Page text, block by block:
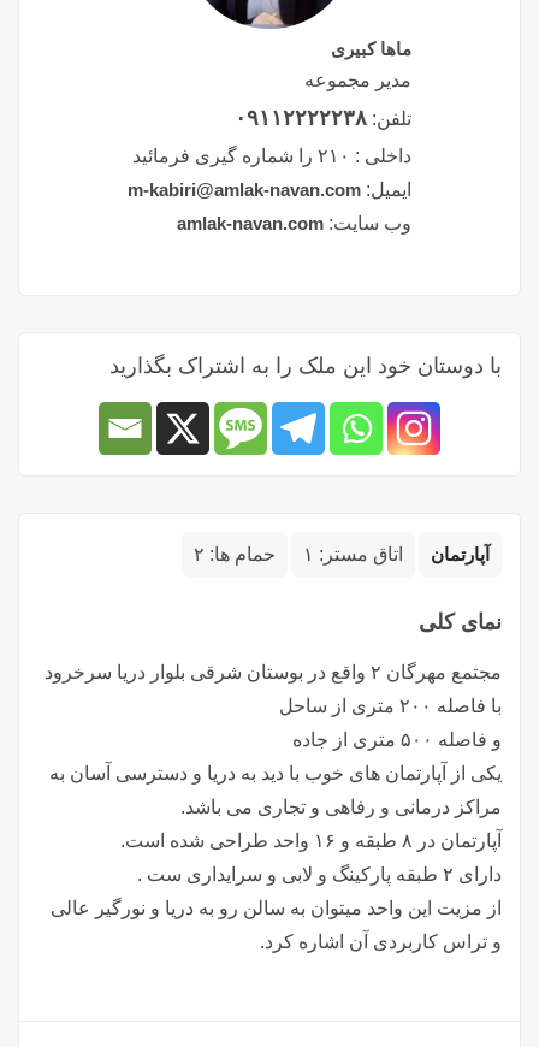
آپارتمان اتاق مستر: ۱ حمام ها: ۲
نمای کلی
مجتمع مهرگان ۲ واقع در بوستان شرقی بلوار دریا سرخرود
با فاصله ۲۰۰ متری از ساحل
و فاصله ۵۰۰ متری از جاده
یکی از آپارتمان های خوب با دید به دریا و دسترسی آسان به
مراکز درمانی و رفاهی و تجاری می باشد.
آپارتمان در ۸ طبقه و ۱۶ واحد طراحی شده است.
دارای ۲ طبقه پارکینگ و لابی و سرایداری ست .
از مزیت این واحد میتوان به سالن رو به دریا و نورگیر عالی
و تراس کاربردی آن اشاره کرد.
ماها کبیری
مدیر مجموعه
تلفن: ۰۹۱۱۲۲۲۲۲۳۸
داخلی : ۲۱۰ را شماره گیری فرمائید
ایمیل: m-kabiri@amlak-navan.com
وب سایت: amlak-navan.com
با دوستان خود این ملک را به اشتراک بگذارید